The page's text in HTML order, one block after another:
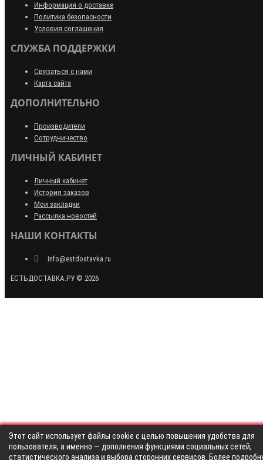
Информация о доставке
Политика безопасности
Условия соглашения
СЛУЖБА ПОДДЕРЖКИ
Связаться с нами
Карта сайта
ДОПОЛНИТЕЛЬНО
Производители
Сотрудничество
ЛИЧНЫЙ КАБИНЕТ
Личный кабинет
История заказов
Мои закладки
Рассылка новостей
НАШИ КОНТАКТЫ
info@estdostavka.ru
ЕСТЬДОСТАВКА.РУ © 2026
Этот сайт использует файлы cookie с целью повышения удобства для
пользователя, а именно — дополнения функциями социальных сетей,
статистического анализа и выбора сторонних сервисов. Более